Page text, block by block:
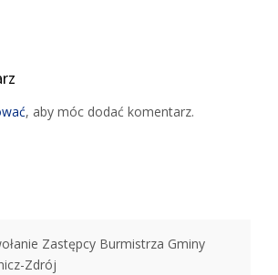
, aby móc dodać komentarz.
Zastępcy Burmistrza Gminy
Zdrój